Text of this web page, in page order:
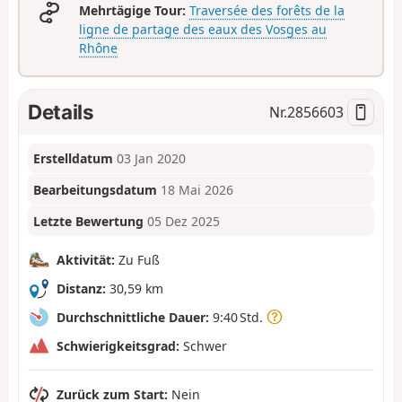
Mehrtägige Tour: Traversée des forêts de la
ligne de partage des eaux des Vosges au
Rhône
Details Nr.2856603
Erstelldatum 03 Jan 2020
Bearbeitungsdatum 18 Mai 2026
Letzte Bewertung 05 Dez 2025
Aktivität: Zu Fuß
Distanz: 30,59 km
Durchschnittliche Dauer: 9:40 Std.
Schwierigkeitsgrad: Schwer
Zurück zum Start: Nein